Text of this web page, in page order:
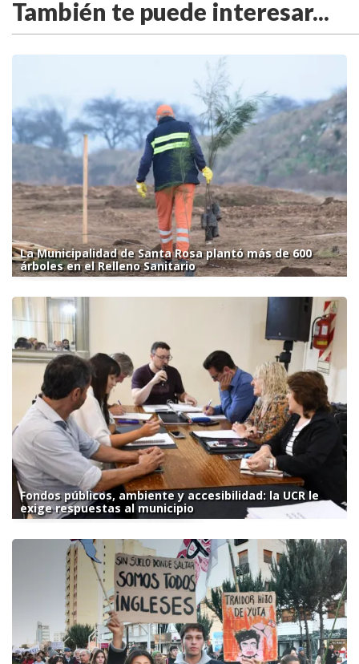
También te puede interesar...
La Municipalidad de Santa Rosa plantó más de 600
árboles en el Relleno Sanitario
Fondos públicos, ambiente y accesibilidad: la UCR le
exige respuestas al municipio